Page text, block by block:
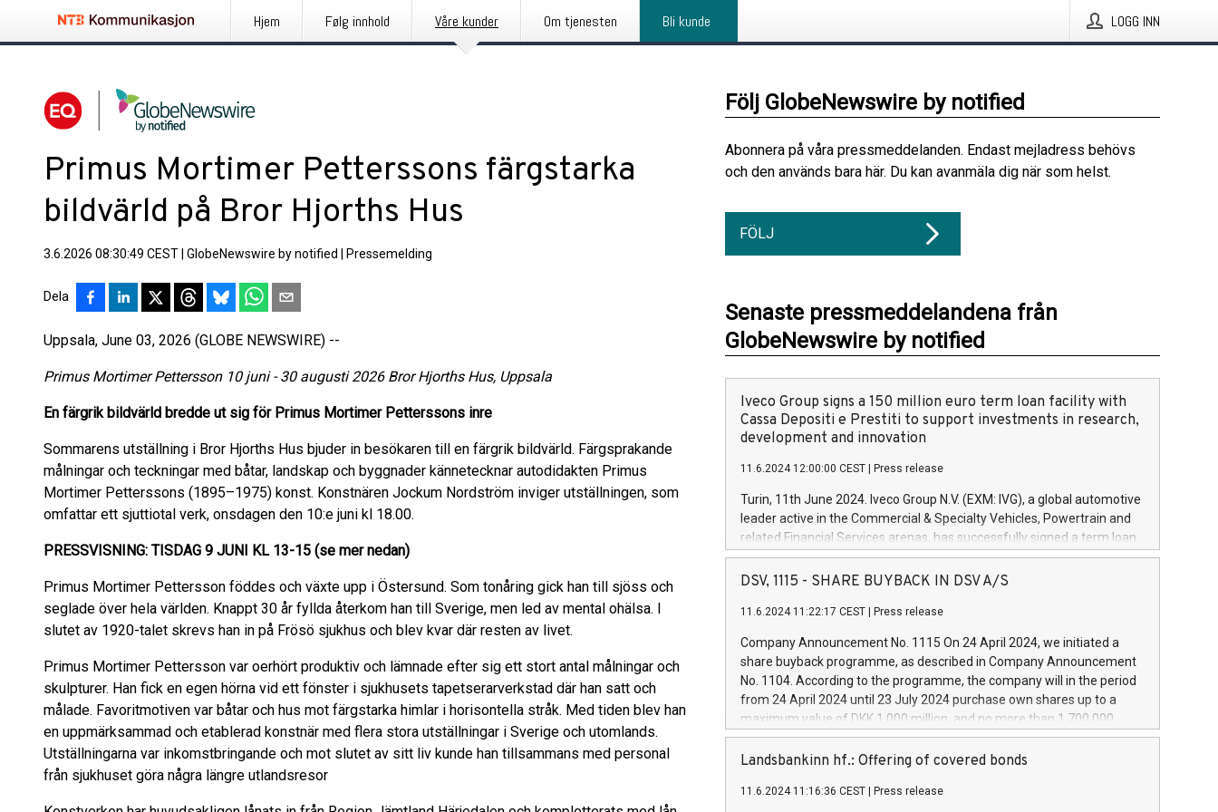
Hjem Følg innhold Våre kunder Om tjenesten Bli kunde LOGG INN
Primus Mortimer Petterssons färgstarka
bildvärld på Bror Hjorths Hus
3.6.2026 08:30:49 CEST GlobeNewswire by notified Pressemelding
Dela
Uppsala, June 03, 2026 (GLOBE NEWSWIRE) --
Primus Mortimer Pettersson 10 juni - 30 augusti 2026 Bror Hjorths Hus, Uppsala
En färgrik bildvärld bredde ut sig för Primus Mortimer Petterssons inre
Sommarens utställning i Bror Hjorths Hus bjuder in besökaren till en färgrik bildvärld. Färgsprakande
målningar och teckningar med båtar, landskap och byggnader kännetecknar autodidakten Primus
Mortimer Petterssons (1895–1975) konst. Konstnären Jockum Nordström inviger utställningen, som
omfattar ett sjuttiotal verk, onsdagen den 10:e juni kl 18.00.
PRESSVISNING: TISDAG 9 JUNI KL 13-15 (se mer nedan)
Primus Mortimer Pettersson föddes och växte upp i Östersund. Som tonåring gick han till sjöss och
seglade över hela världen. Knappt 30 år fyllda återkom han till Sverige, men led av mental ohälsa. I
slutet av 1920-talet skrevs han in på Frösö sjukhus och blev kvar där resten av livet.
Primus Mortimer Pettersson var oerhört produktiv och lämnade efter sig ett stort antal målningar och
skulpturer. Han fick en egen hörna vid ett fönster i sjukhusets tapetserarverkstad där han satt och
målade. Favoritmotiven var båtar och hus mot färgstarka himlar i horisontella stråk. Med tiden blev han
en uppmärksammad och etablerad konstnär med flera stora utställningar i Sverige och utomlands.
Utställningarna var inkomstbringande och mot slutet av sitt liv kunde han tillsammans med personal
från sjukhuset göra några längre utlandsresor
Följ GlobeNewswire by notified
Abonnera på våra pressmeddelanden. Endast mejladress behövs
och den används bara här. Du kan avanmäla dig när som helst.
FÖLJ
Senaste pressmeddelandena från
GlobeNewswire by notified
Iveco Group signs a 150 million euro term loan facility with
Cassa Depositi e Prestiti to support investments in research,
development and innovation
11.6.2024 12:00:00 CEST Press release
Turin, 11th June 2024. Iveco Group N.V. (EXM: IVG), a global automotive
leader active in the Commercial & Specialty Vehicles, Powertrain and
related Financial Services arenas, has successfully signed a term loan
facility of 150 million euros with Cassa Depositi e Prestiti (CDP), for the
creation of new projects in Italy dedicated to research, development
Iveco Group will develop innovative technologies and architectures in
autonomous driving, digitalisation and vehicle connectivity aimed at
increasing efficiency, safety, driving comfort and productivity. The
financed investments, which will have a 5-year amortising profile, will
be made by Iveco Group in Italy by the end of 2025. Iveco Group N.V.
(EXM: IVG) is the home of unique people and brands that power your
brands are each a
DSV, 1115 - SHARE BUYBACK IN DSV A/S
11.6.2024 11:22:17 CEST Press release
Company Announcement No. 1115 On 24 April 2024, we initiated a
share buyback programme, as described in Company Announcement
No. 1104. According to the programme, the company will in the period
from 24 April 2024 until 23 July 2024 purchase own shares up to a
maximum value of DKK 1,000 million, and no more than 1,700,000
shares, corresponding to 0.79% of the share capital at
commencement of the programme. The programme has been
European Parliament and Council of 16 April 2014 (“MAR”) (save for
Landsbankinn hf.: Offering of covered bonds
11.6.2024 11:16:36 CEST Press release